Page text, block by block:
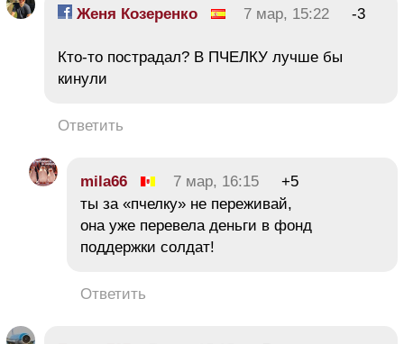
Женя Козеренко 7 мар, 15:22 -3
Кто-то пострадал? В ПЧЕЛКУ лучше бы
кинули
Ответить
mila66 7 мар, 16:15
+5
ты за «пчелку» не переживай,
она уже перевела деньги в фонд
поддержки солдат!
Ответить